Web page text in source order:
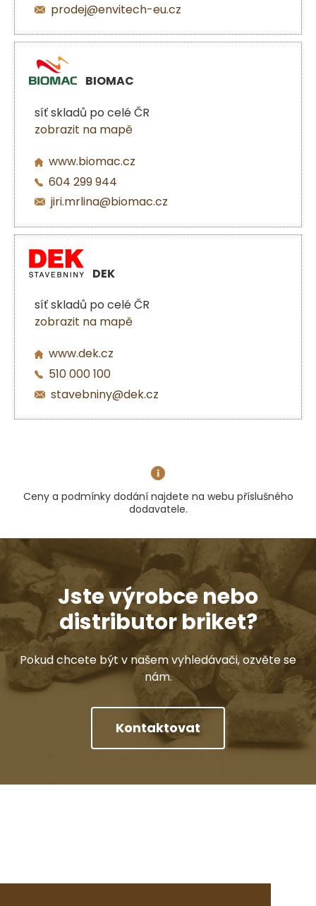
prodej@envitech-eu.cz
BIOMAC
síť skladů po celé ČR
zobrazit na mapě
www.biomac.cz
604 299 944
jiri.mrlina@biomac.cz
DEK
síť skladů po celé ČR
zobrazit na mapě
www.dek.cz
510 000 100
stavebniny@dek.cz
Ceny a podmínky dodání najdete na webu příslušného
dodavatele.
Jste výrobce nebo
distributor briket?
Pokud chcete být v našem vyhledávači, ozvěte se
nám.
Kontaktovat